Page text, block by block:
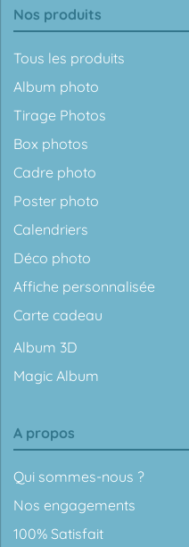
Nos produits
Tous les produits
Album photo
Tirage Photos
Box photos
Cadre photo
Poster photo
Calendriers
Déco photo
Affiche personnalisée
Carte cadeau
Album 3D
Magic Album
A propos
Qui sommes-nous ?
Nos engagements
100% Satisfait